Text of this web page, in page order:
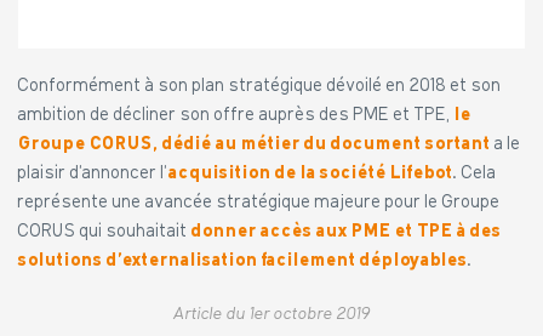
Conformément à son plan stratégique dévoilé en 2018 et son
ambition de décliner son offre auprès des PME et TPE,
le
Groupe CORUS, dédié au métier du document sortant a le
plaisir d’annoncer l’acquisition de la société Lifebot. Cela
représente une avancée stratégique majeure pour le Groupe
CORUS qui souhaitait donner accès aux PME et TPE à des
solutions d’externalisation facilement déployables.
Article du 1er octobre 2019